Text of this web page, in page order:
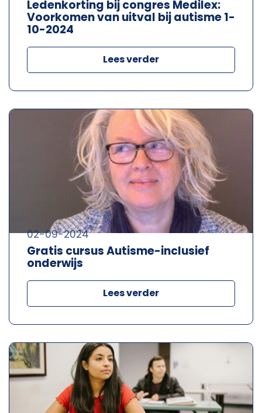
Ledenkorting bij congres Medilex:
Voorkomen van uitval bij autisme 1-
10-2024
Lees verder
Gratis cursus Autisme-inclusief
onderwijs
02-09-2024
Lees verder